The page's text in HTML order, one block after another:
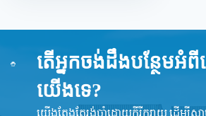
តើអ្នកចង់ដឹងបន្ថែមអំពី
យើងទេ?
យើងតែងតែរង់ចាំដោយក្ដីរីករាយ ដើម្បីស្